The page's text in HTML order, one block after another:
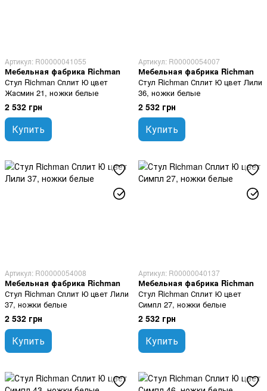
Артикул: R00000041055
Мебельная фабрика Richman
Стул Richman Сплит Ю цвет
Жасмин 21, ножки белые
2 532 грн
Купить
Артикул: R00000054007
Мебельная фабрика Richman
Стул Richman Сплит Ю цвет Лили
36, ножки белые
2 532 грн
Купить
Артикул: R00000054008
Мебельная фабрика Richman
Стул Richman Сплит Ю цвет Лили
37, ножки белые
2 532 грн
Купить
Артикул: R00000040137
Мебельная фабрика Richman
Стул Richman Сплит Ю цвет
Симпл 27, ножки белые
2 532 грн
Купить